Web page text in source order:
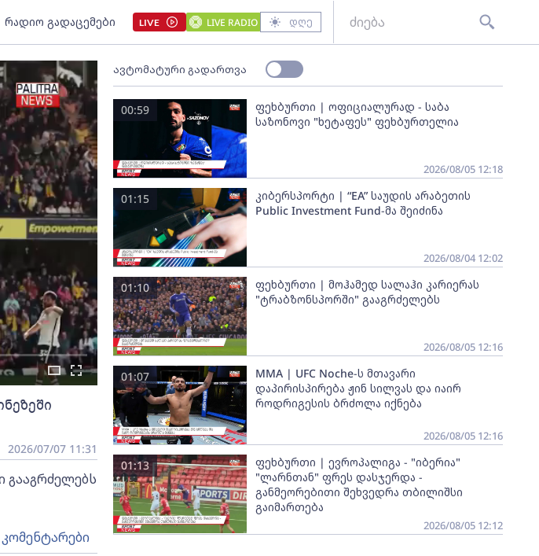
რადიო გადაცემები LIVE LIVE RADIO დღე
2026/07/07 11:31
გააგრძელებს
ავტომატური გადართვა
ფეხბურთი | ოფიციალურად - საბა
საზონოვი "ხეტაფეს" ფეხბურთელია
00:59
2026/08/05 12:18
კიბერსპორტი | “EA” საუდის არაბეთის
Public Investment Fund-მა შეიძინა
01:15
2026/08/04 12:02
ფეხბურთი | მოჰამედ სალაჰი კარიერას
"ტრაბზონსპორში" გააგრძელებს
01:10
2026/08/05 12:16
MMA | UFC Noche-ს მთავარი
დაპირისპირება ჟინ სილვას და იაირ
როდრიგესის ბრძოლა იქნება
01:07
2026/08/05 12:16
ფეხბურთი | ევროპალიგა - "იბერია"
"ლარნთან" ფრეს დასჯერდა -
განმეორებითი შეხვედრა თბილიშსი
გაიმართება
01:13
2026/08/05 12:12
კომენტარები